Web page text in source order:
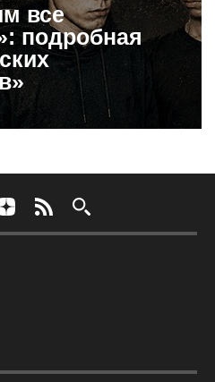
все
подробная